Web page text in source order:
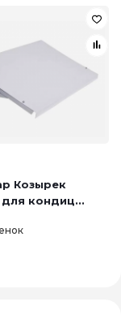
Козырек
кондиц...